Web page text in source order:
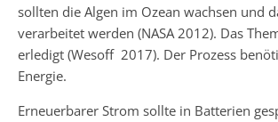
sollten die Algen im Ozean wachsen und
verarbeitet werden (NASA 2012). Das
erledigt (Wesoff 2017). Der Prozess
Energie.
Erneuerbarer Strom sollte in Batterien